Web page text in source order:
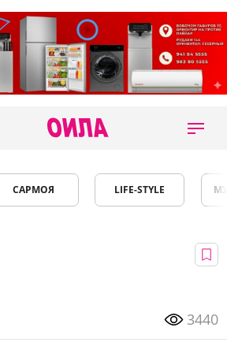
САРМОЯ LIFE-STYLE
3440